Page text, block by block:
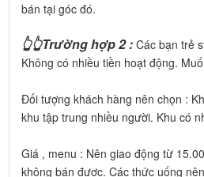
bán tại góc đó.
👆👆Trường hợp 2 : Các bạn trẻ
Không có nhiều tiền hoạt động.
Đối tượng khách hàng nên chọn :
khu tập trung nhiều người. Khu có
Giá , menu : Nên giao động từ
không bán được. Các thức uống